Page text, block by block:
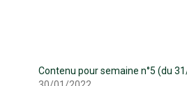
Contenu pour semaine n°5 (du